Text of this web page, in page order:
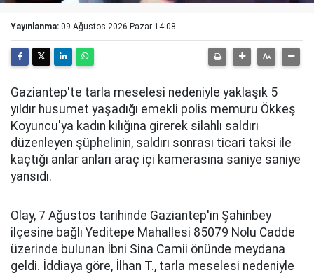
Yayınlanma: 09 Ağustos 2026 Pazar 14:08
Gaziantep'te tarla meselesi nedeniyle yaklaşık 5
yıldır husumet yaşadığı emekli polis memuru Ökkeş
Koyuncu'ya kadın kılığına girerek silahlı saldırı
düzenleyen şüphelinin, saldırı sonrası ticari taksi ile
kaçtığı anlar anları araç içi kamerasına saniye saniye
yansıdı.
Olay, 7 Ağustos tarihinde Gaziantep'in Şahinbey
ilçesine bağlı Yeditepe Mahallesi 85079 Nolu Cadde
üzerinde bulunan İbni Sina Camii önünde meydana
geldi. İddiaya göre, İlhan T., tarla meselesi nedeniyle